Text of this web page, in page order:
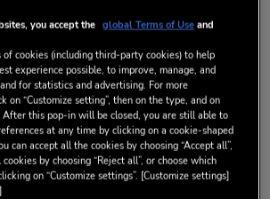
los dispositivos con un jack de 3,5 mm.
CAJA
con jack de 3,5 mm
you accept the global Terms of Useand
cookies (including third-party cookies) to help
experience possible, to improve, manage, and
for statistics and advertising. For more
on “Customize setting”, then on the type, and on
After this pop-in will be closed, you are still able to
at any time by clicking on a cookie-shaped
can accept all the cookies by choosing “Accept all”,
by choosing “Reject all”, or choose which
on “Customize settings”. [Customize settings]